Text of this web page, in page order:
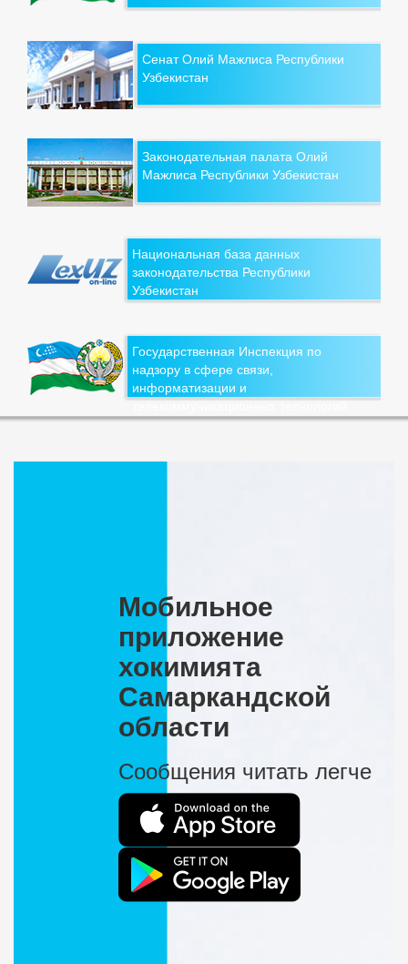
Сенат Олий Мажлиса Республики
Узбекистан
Законодательная палата Олий
Мажлиса Республики Узбекистан
Национальная база данных
законодательства Республики
Узбекистан
Государственная Инспекция по
надзору в сфере связи,
информатизации и
Мобильное
приложение
хокимията
Самаркандской
области
Сообщения читать легче